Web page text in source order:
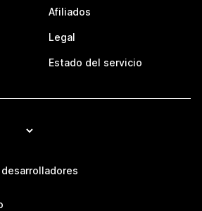
Afiliados
Legal
Estado del servicio